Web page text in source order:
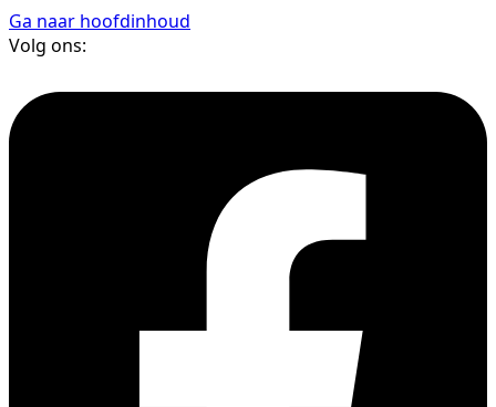
Ga naar hoofdinhoud
Volg ons: